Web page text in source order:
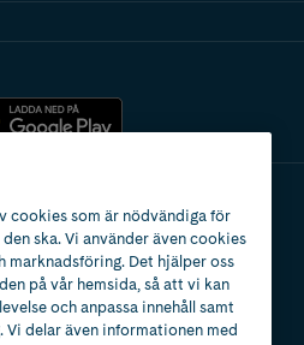
cookies som är nödvändiga för
ska. Vi använder även cookies
Det hjälper oss
på vår hemsida, så att vi kan
och anpassa innehåll samt
delar även informationen med